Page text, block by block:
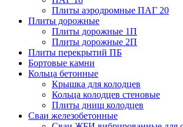
Плиты аэродромные ПАГ 20
Плиты дорожные
Плиты дорожные 1П
Плиты дорожные 2П
Плиты перекрытий ПБ
Бортовые камни
Кольца бетонные
Крышка для колодцев
Кольца колодцев стеновые
Плиты днищ колодцев
Сваи железобетонные